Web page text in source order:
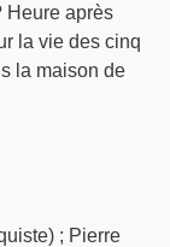
Heure après
la vie des cinq
la maison de
; Pierre